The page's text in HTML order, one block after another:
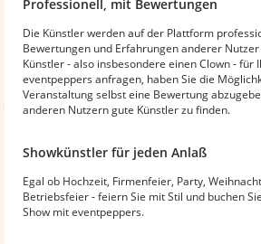
Professionell, mit Bewertungen
Die Künstler werden auf der Plattform
Bewertungen und Erfahrungen anderer Nutzer
Künstler - also insbesondere einen Clown - für
eventpeppers anfragen, haben Sie die
Veranstaltung selbst eine Bewertung
anderen Nutzern gute Künstler zu finden.
Showkünstler für jeden Anlaß
Egal ob Hochzeit, Firmenfeier, Party,
Betriebsfeier - feiern Sie mit Stil und buchen
Show mit eventpeppers.